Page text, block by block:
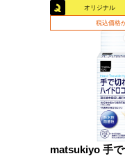
オリジナル
税込価格
matsukiyo 手